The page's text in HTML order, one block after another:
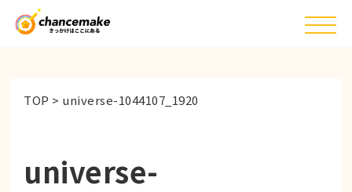
TOP > universe-1044107_1920
universe-